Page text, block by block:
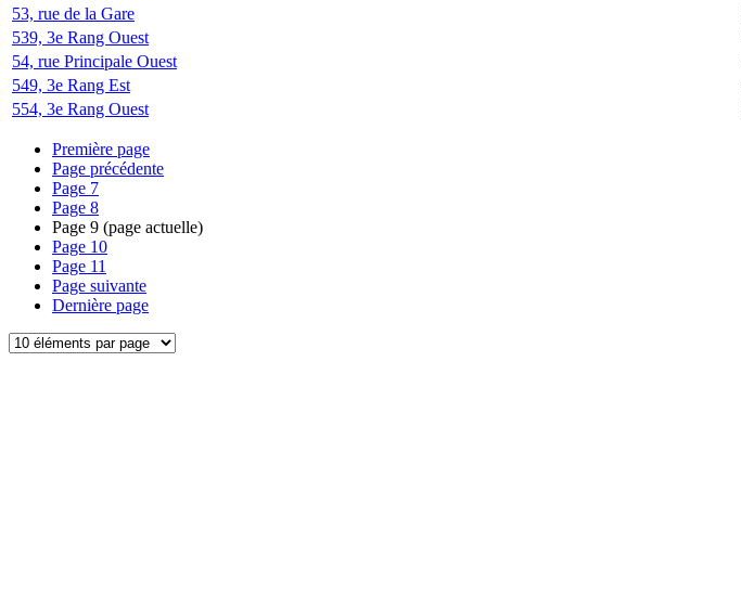
53, rue de la Gare
539, 3e Rang Ouest
54, rue Principale Ouest
549, 3e Rang Est
554, 3e Rang Ouest
Première page
Page précédente
Page 7
Page 8
Page 9 (page actuelle)
Page 10
Page 11
Page suivante
Dernière page